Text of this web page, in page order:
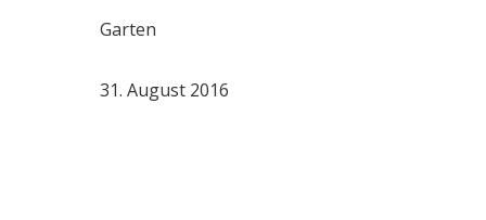
Garten
31. August 2016